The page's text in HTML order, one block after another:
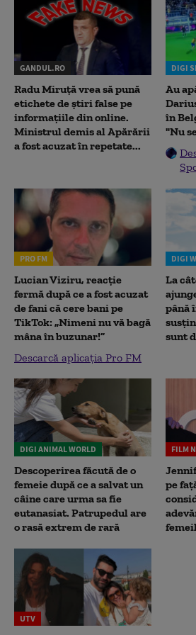
GANDUL.RO
Radu Miruţă vrea să pună
etichete de știri false pe
informațiile din online.
Ministrul demis al Apărării
a fost acuzat în repetate...
DIGI
Au
în
"Nu
PRO FM
Lucian Viziru, reacție
fermă după ce a fost acuzat
de fani că cere bani pe
TikTok: „Nimeni nu vă bagă
mâna în buzunar!”
Descarcă aplicația Pro FM
DIGI
La
până
sunt
DIGI ANIMAL WORLD
Descoperirea făcută de o
femeie după ce a salvat un
câine care urma sa fie
eutanasiat. Patrupedul are
o rasă extrem de rară
FILM
pe
UTV